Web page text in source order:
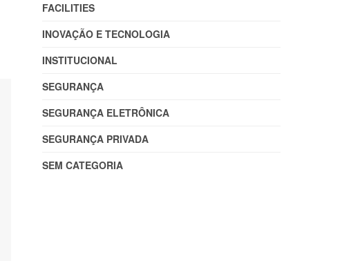
FACILITIES
INOVAÇÃO E TECNOLOGIA
INSTITUCIONAL
SEGURANÇA
SEGURANÇA ELETRÔNICA
SEGURANÇA PRIVADA
SEM CATEGORIA